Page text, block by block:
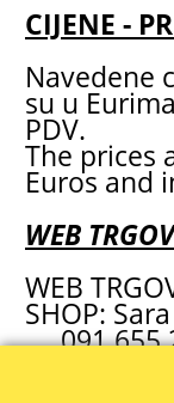
CIJENE -
Navedene
su u
PDV.
The prices
Euros and
WEB
WEB
SHOP: Sara
091